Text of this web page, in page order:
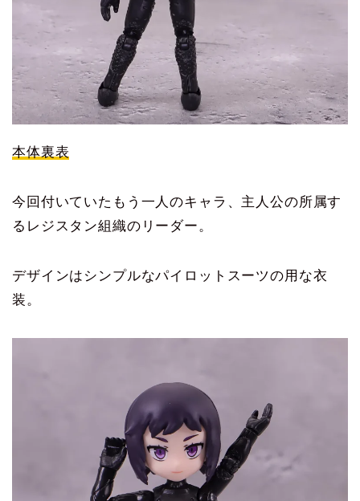
本体裏表
今回付いていたもう一人のキャラ、主人公の所属す
るレジスタン組織のリーダー。
デザインはシンプルなパイロットスーツの用な衣
装。